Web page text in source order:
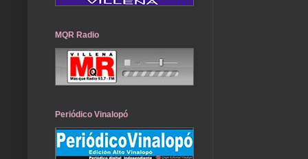
MQR Radio
Periódico Vinalopó